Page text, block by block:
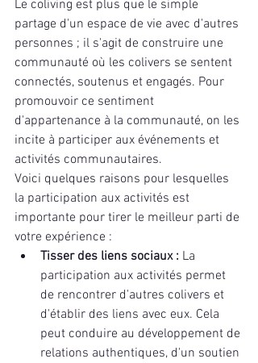
Le coliving est plus que le simple
partage d'un espace de vie avec d'autres
personnes ; il s'agit de construire une
communauté où les colivers se sentent
connectés, soutenus et engagés. Pour
promouvoir ce sentiment
d'appartenance à la communauté, on les
incite à participer aux événements et
activités communautaires.
Voici quelques raisons pour lesquelles
la participation aux activités est
importante pour tirer le meilleur parti de
votre expérience :
Tisser des liens sociaux : La
participation aux activités permet
de rencontrer d'autres colivers et
d'établir des liens avec eux. Cela
peut conduire au développement de
relations authentiques, d'un soutien